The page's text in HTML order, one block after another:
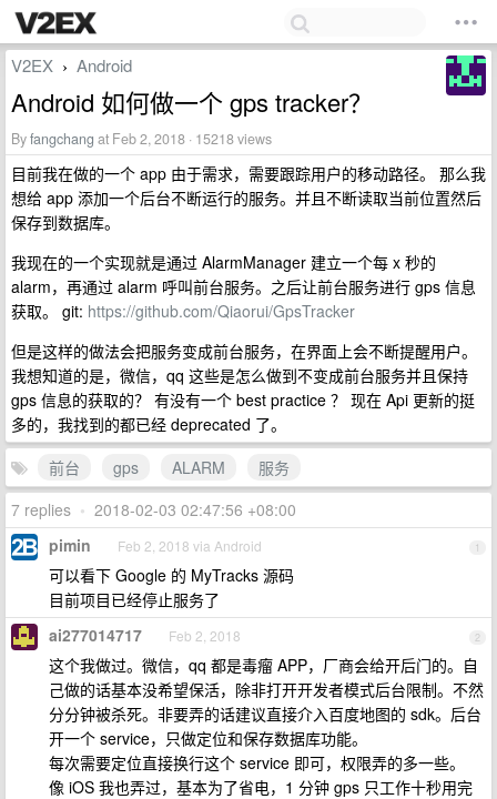
V2EX › Android
Android 如何做一个 gps tracker？
Byfangchang at Feb 2, 2018 · 15218 views
目前我在做的一个 app 由于需求，需要跟踪用户的移动路径。 那么我
想给 app 添加一个后台不断运行的服务。并且不断读取当前位置然后
保存到数据库。
我现在的一个实现就是通过 AlarmManager 建立一个每 x 秒的
alarm，再通过 alarm 呼叫前台服务。之后让前台服务进行 gps 信息
获取。 git: https://github.com/Qiaorui/GpsTracker
但是这样的做法会把服务变成前台服务，在界面上会不断提醒用户。
我想知道的是，微信，qq 这些是怎么做到不变成前台服务并且保持
gps 信息的获取的？ 有没有一个 best practice ？ 现在 Api 更新的挺
多的，我找到的都已经 deprecated 了。
前台
gps ALARM
服务
7 replies • 2018-02-03 02:47:56 +08:00
1
pimin Feb 2, 2018 via Android
可以看下 Google 的 MyTracks 源码
目前项目已经停止服务了
2
ai277014717 Feb 2, 2018
这个我做过。微信，qq 都是毒瘤 APP，厂商会给开后门的。自
己做的话基本没希望保活，除非打开开发者模式后台限制。不然
分分钟被杀死。非要弄的话建议直接介入百度地图的 sdk。后台
开一个 service，只做定位和保存数据库功能。
每次需要定位直接换行这个 service 即可，权限弄的多一些。
像 iOS 我也弄过，基本为了省电，1 分钟 gps 只工作十秒用完